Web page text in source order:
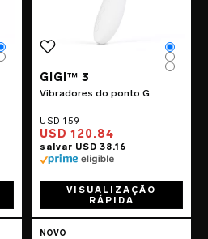
Color
Color
GIGI™ 3
Vibradores do ponto G
USD 120.84
Color
Color
Color
VISUALIZAÇÃO
RÁPIDA
F1S™ V2page
NOVO